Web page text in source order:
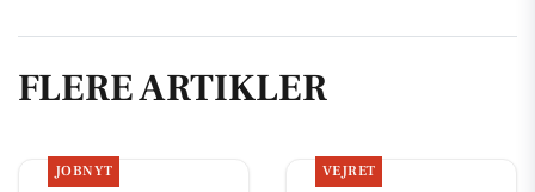
FLERE ARTIKLER
JOBNYT VEJRET